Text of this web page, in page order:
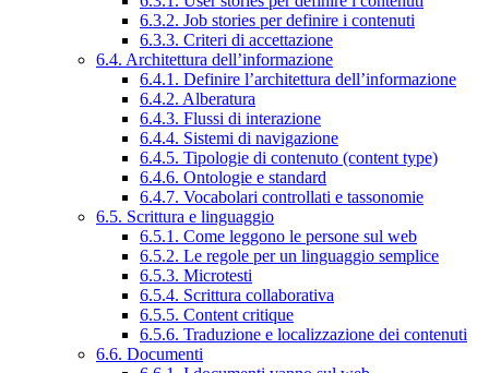
6.3.2. Job stories per definire i contenuti
6.3.3. Criteri di accettazione
6.4. Architettura dell’informazione
6.4.1. Definire l’architettura dell’informazione
6.4.2. Alberatura
6.4.3. Flussi di interazione
6.4.4. Sistemi di navigazione
6.4.5. Tipologie di contenuto (content type)
6.4.6. Ontologie e standard
6.4.7. Vocabolari controllati e tassonomie
6.5. Scrittura e linguaggio
6.5.1. Come leggono le persone sul web
6.5.2. Le regole per un linguaggio semplice
6.5.3. Microtesti
6.5.4. Scrittura collaborativa
6.5.5. Content critique
6.5.6. Traduzione e localizzazione dei contenuti
6.6. Documenti